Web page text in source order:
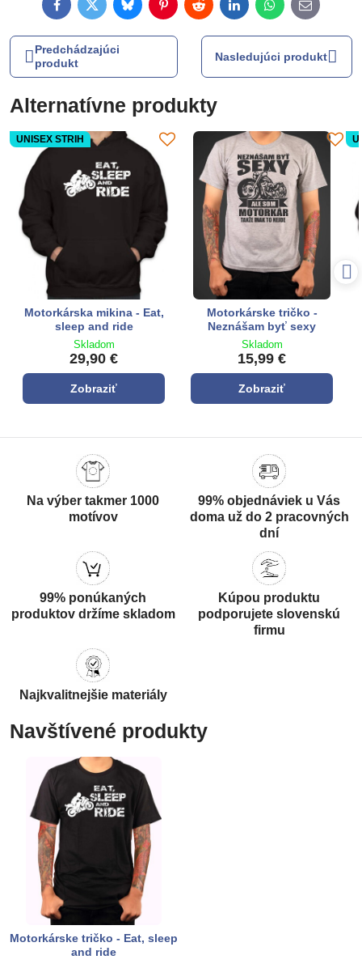
FacebookTwitterBlueskyPinterestRedditLinkedInWhatsApp
E-
mail
Predchádzajúci
produkt
Nasledujúci produkt
Alternatívne produkty
UNISEX STRIH
Motorkárska mikina - Eat,
sleep and ride
Skladom
29,90 €
Zobraziť
Motorkárske tričko -
Neznášam byť sexy
Skladom
15,99 €
Zobraziť
Na výber takmer 1000
motívov
99% objednáviek u Vás
doma už do 2 pracovných
dní
99% ponúkaných
produktov držíme skladom
Kúpou produktu
podporujete slovenskú
firmu
Najkvalitnejšie materiály
Navštívené produkty
Motorkárske tričko - Eat, sleep
and ride